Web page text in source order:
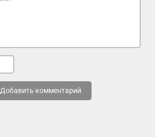
Добавить комментарий